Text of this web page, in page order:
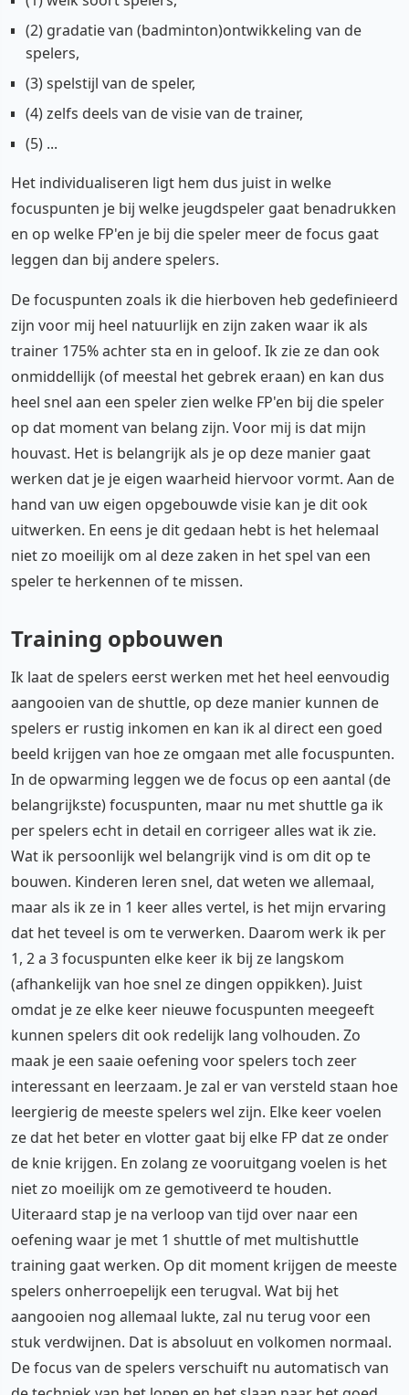
(2) gradatie van (badminton)ontwikkeling van de
spelers,
(3) spelstijl van de speler,
(4) zelfs deels van de visie van de trainer,
(5) ...
Het individualiseren ligt hem dus juist in welke
focuspunten je bij welke jeugdspeler gaat benadrukken
en op welke FP'en je bij die speler meer de focus gaat
leggen dan bij andere spelers.
De focuspunten zoals ik die hierboven heb gedefinieerd
zijn voor mij heel natuurlijk en zijn zaken waar ik als
trainer 175% achter sta en in geloof. Ik zie ze dan ook
onmiddellijk (of meestal het gebrek eraan) en kan dus
heel snel aan een speler zien welke FP'en bij die speler
op dat moment van belang zijn. Voor mij is dat mijn
houvast. Het is belangrijk als je op deze manier gaat
werken dat je je eigen waarheid hiervoor vormt. Aan de
hand van uw eigen opgebouwde visie kan je dit ook
uitwerken. En eens je dit gedaan hebt is het helemaal
niet zo moeilijk om al deze zaken in het spel van een
speler te herkennen of te missen.
Training opbouwen
Ik laat de spelers eerst werken met het heel eenvoudig
aangooien van de shuttle, op deze manier kunnen de
spelers er rustig inkomen en kan ik al direct een goed
beeld krijgen van hoe ze omgaan met alle focuspunten.
In de opwarming leggen we de focus op een aantal (de
belangrijkste) focuspunten, maar nu met shuttle ga ik
per spelers echt in detail en corrigeer alles wat ik zie.
Wat ik persoonlijk wel belangrijk vind is om dit op te
bouwen. Kinderen leren snel, dat weten we allemaal,
maar als ik ze in 1 keer alles vertel, is het mijn ervaring
dat het teveel is om te verwerken. Daarom werk ik per
1, 2 a 3 focuspunten elke keer ik bij ze langskom
(afhankelijk van hoe snel ze dingen oppikken). Juist
omdat je ze elke keer nieuwe focuspunten meegeeft
kunnen spelers dit ook redelijk lang volhouden. Zo
maak je een saaie oefening voor spelers toch zeer
interessant en leerzaam. Je zal er van versteld staan hoe
leergierig de meeste spelers wel zijn. Elke keer voelen
ze dat het beter en vlotter gaat bij elke FP dat ze onder
de knie krijgen. En zolang ze vooruitgang voelen is het
niet zo moeilijk om ze gemotiveerd te houden.
Uiteraard stap je na verloop van tijd over naar een
oefening waar je met 1 shuttle of met multishuttle
training gaat werken. Op dit moment krijgen de meeste
spelers onherroepelijk een terugval. Wat bij het
aangooien nog allemaal lukte, zal nu terug voor een
stuk verdwijnen. Dat is absoluut en volkomen normaal.
De focus van de spelers verschuift nu automatisch van